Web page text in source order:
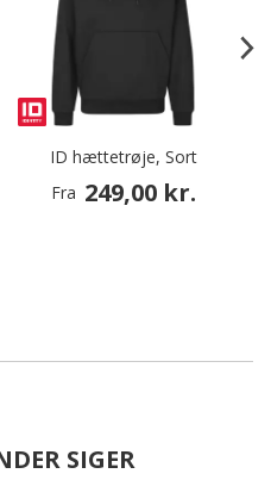
ID hættetrøje, Sort
Fra 249,00 kr.
SIGER